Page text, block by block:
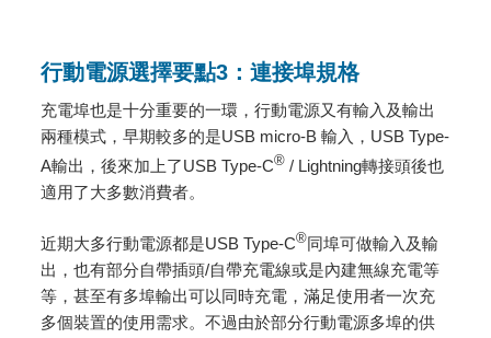
行動電源選擇要點3：連接埠規格
充電埠也是十分重要的一環，行動電源又有輸入及輸出
兩種模式，早期較多的是USB micro-B 輸入，USB Type-
A輸出，後來加上了USB Type-C® / Lightning轉接頭後也
適用了大多數消費者。
近期大多行動電源都是USB Type-C®同埠可做輸入及輸
出，也有部分自帶插頭/自帶充電線或是內建無線充電等
等，甚至有多埠輸出可以同時充電，滿足使用者一次充
多個裝置的使用需求。不過由於部分行動電源多埠的供